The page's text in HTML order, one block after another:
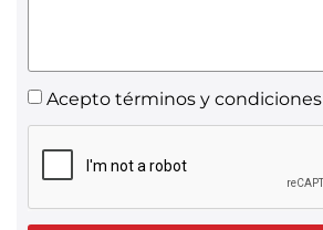
Acepto términos y condiciones